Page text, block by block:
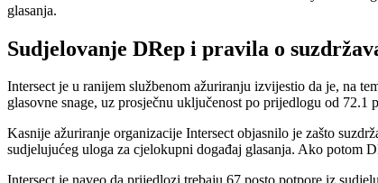
glasanja.
Sudjelovanje DRep i pravila o
Intersect je u ranijem službenom ažuriranju izvijestio da je, na
glasovne snage, uz prosječnu uključenost po prijedlogu od 72.1
Kasnije ažuriranje organizacije Intersect objasnilo je zašto
sudjelujućeg uloga za cjelokupni događaj glasanja. Ako potom